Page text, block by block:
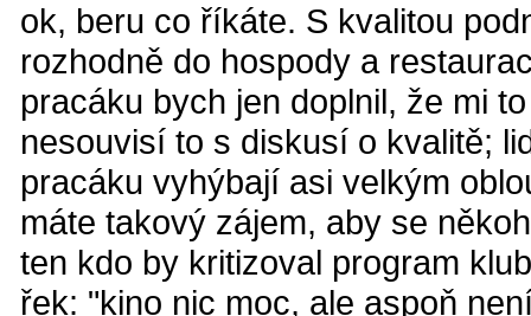
ok, beru co říkáte. S kvalitou
rozhodně do hospody a
pracáku bych jen doplnil, že mi
nesouvisí to s diskusí o kvalitě;
pracáku vyhýbají asi velkým
máte takový zájem, aby se
ten kdo by kritizoval program
řek: "kino nic moc, ale aspoň